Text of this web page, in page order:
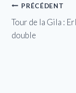
de
PRÉCÉDENT
Tour de la Gila :
double